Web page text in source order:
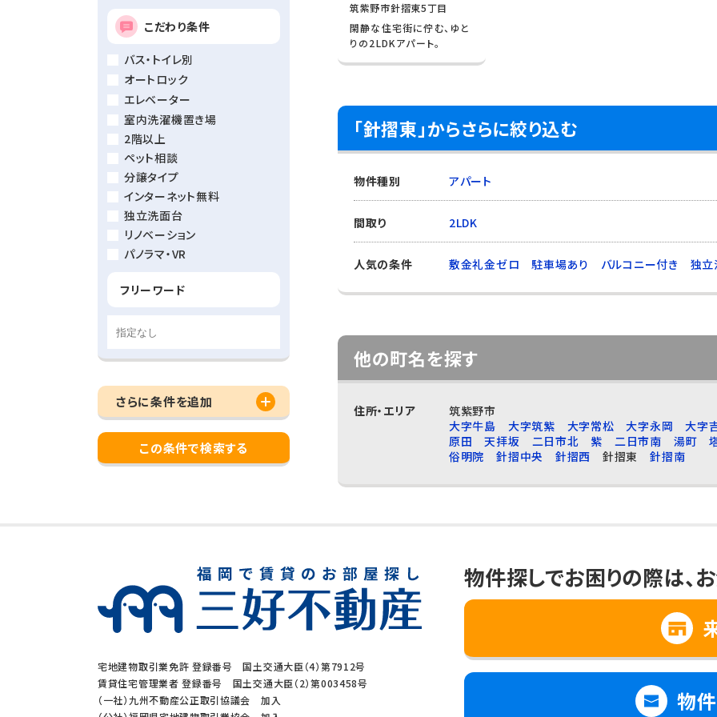
こだわり条件
バス・トイレ別
オートロック
エレベーター
室内洗濯機置き場
2階以上
ペット相談
分譲タイプ
インターネット無料
独立洗面台
リノベーション
パノラマ・VR
フリーワード
さらに条件を追加
この条件で検索する
筑紫野市針摺東5丁目
閑静な住宅街に佇む、ゆと
りの2LDKアパート。
「針摺東」からさらに絞り込む
物件種別 アパート
間取り 2LDK
人気の条件 敷金礼金ゼロ 駐車場あり バルコニー付き 独立
他の町名を探す
住所・エリア
筑紫野市
大字牛島
大字筑紫 大字常松 大字永岡
大字
原田
天拝坂 二日市北 紫 二日市南 湯町
俗明院
針摺中央 針摺西 針摺東 針摺南
宅地建物取引業免許 登録番号 国土交通大臣（4）第7912号
賃貸住宅管理業者 登録番号 国土交通大臣（2）第003458号
（一社）九州不動産公正取引協議会 加入
物件探しでお困りの際は、
物